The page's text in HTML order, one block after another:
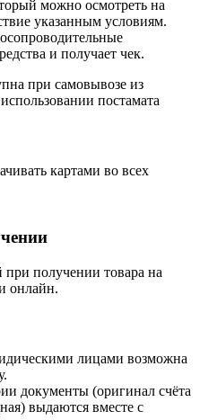
можно осмотреть на
указанным условиям.
и получает чек.
при самовывозе из
постамата
картами во всех
при получении товара на
онлайн.
лицами возможна
документы (оригинал счёта
выдаются вместе с